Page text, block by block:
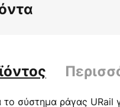
το σύστημα ράγας URail